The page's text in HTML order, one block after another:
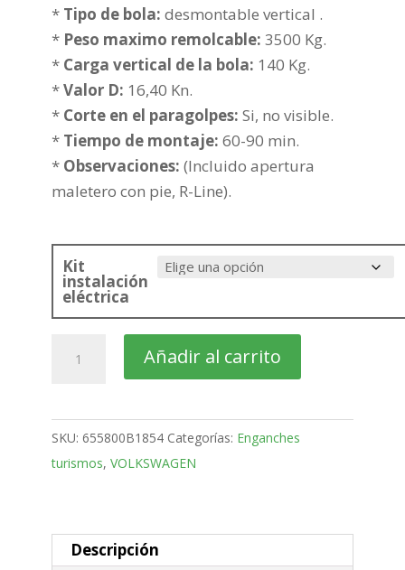
precios:
desde
549,76€
625,27€
* Tipo de bola: desmontable vertical .
* Peso maximo remolcable: 3500 Kg.
* Carga vertical de la bola: 140 Kg.
*Valor D: 16,40 Kn.
* Corte en el paragolpes: Si, no visible.
* Tiempo de montaje: 60-90 min.
* Observaciones: (Incluido apertura
maletero con pie, R-Line).
Kit
instalación
eléctrica
VOLKSWAGEN
Touareg
Bola
desmontable
vertical
cantidad
Añadir al carrito
SKU: 655800B1854 Categorías: Enganches
turismos, VOLKSWAGEN
Descripción